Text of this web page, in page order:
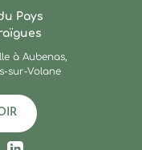
Pays
à Aubenas,
sur-Volane